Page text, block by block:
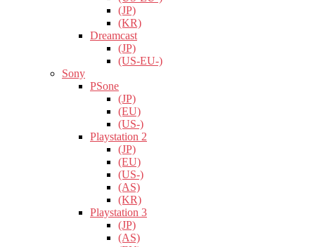
(JP)
(KR)
Dreamcast
(JP)
(US-EU-)
Sony
PSone
(JP)
(EU)
(US-)
Playstation 2
(JP)
(EU)
(US-)
(AS)
(KR)
Playstation 3
(JP)
(AS)